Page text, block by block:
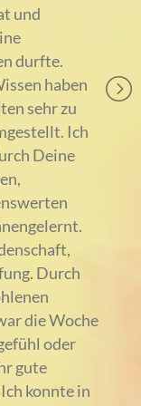
und
durfte.
haben
sehr zu
Ich
Deine
Durch
die Woche
oder
gute
konnte in